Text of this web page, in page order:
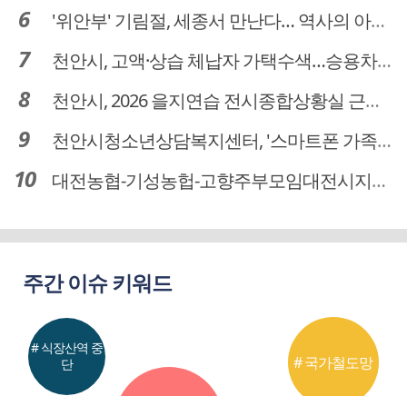
'위안부' 기림절, 세종서 만난다… 역사의 아픔 치유, '평화의 장'
천안시, 고액·상습 체납자 가택수색…승용차 압류·공매 착수
천안시, 2026 을지연습 전시종합상황실 근무자 사전교육
천안시청소년상담복지센터, '스마트폰 가족치유캠프' 운영
대전농협-기성농헙-고향주부모임대전시지회, 이심점심 중식지원 봉사활동
주간 이슈 키워드
# 국가철도망
# 식장산역 중
단